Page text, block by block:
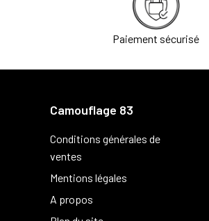
Paiement sécurisé
Camouflage 83
Conditions générales de
ventes
Mentions légales
A propos